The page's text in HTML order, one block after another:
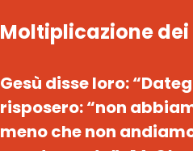
Moltiplicazione
Gesù disse loro:
risposero: “non
meno che non